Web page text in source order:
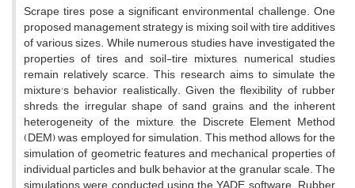
Scrape tires pose a significant environmental challenge. One
proposed management strategy is mixing soil with tire additives
of various sizes. While numerous studies have investigated the
properties of tires and soil-tire mixtures, numerical studies
remain relatively scarce. This research aims to simulate the
mixture's behavior realistically. Given the flexibility of rubber
shreds, the irregular shape of sand grains, and the inherent
heterogeneity of the mixture, the Discrete Element Method
(DEM) was employed for simulation. This method allows for the
simulation of geometric features and mechanical properties of
individual particles and bulk behavior at the granular scale. The